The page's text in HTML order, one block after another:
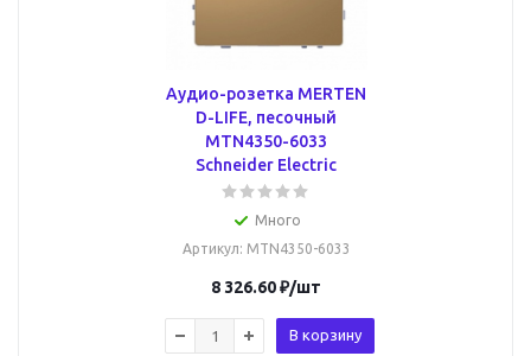
Аудио-розетка MERTEN
D-LIFE, песочный
MTN4350-6033
Schneider Electric
Много
Артикул: MTN4350-6033
8 326.60₽/шт
В корзину